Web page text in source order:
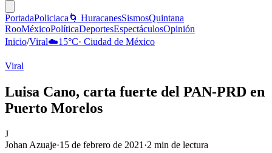
PortadaPoliciaca 🌀 HuracanesSismosQuintana
RooMéxicoPolíticaDeportesEspectáculosOpinión
Inicio/Viral☁️15°C· Ciudad de México
Viral
Luisa Cano, carta fuerte del PAN-PRD en
Puerto Morelos
J
Johan Azuaje·15 de febrero de 2021 ·2 min de lectura